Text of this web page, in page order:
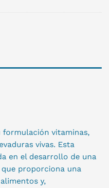
formulación vitaminas,
vivas. Esta
en el desarrollo de una
proporciona una
y,